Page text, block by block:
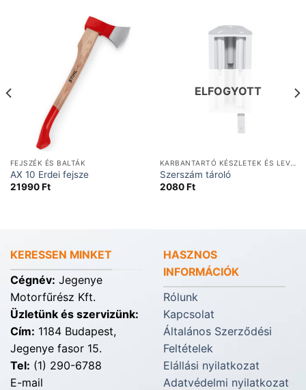
FEJSZÉK ÉS BALTÁK
AX 10 Erdei fejsze
21990Ft
ELFOGYOTT
Szerszám tároló
2080Ft
KERESSEN MINKET
Cégnév: Jegenye
Motorfűrész Kft.
Üzletünk és szervizünk:
Cím: 1184 Budapest,
Jegenye fasor 15.
Tel: (1) 290-6788
E-mail
HASZNOS
INFORMÁCIÓK
Rólunk
Kapcsolat
Általános Szerződési
Feltételek
Elállási nyilatkozat
Adatvédelmi nyilatkozat